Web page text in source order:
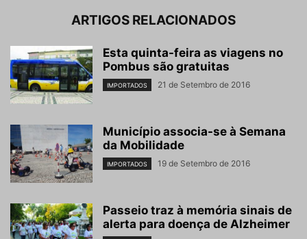
ARTIGOS RELACIONADOS
Esta quinta-feira as viagens no
Pombus são gratuitas
IMPORTADOS 21 de Setembro de 2016
Município associa-se à Semana
da Mobilidade
IMPORTADOS 19 de Setembro de 2016
Passeio traz à memória sinais de
alerta para doença de Alzheimer